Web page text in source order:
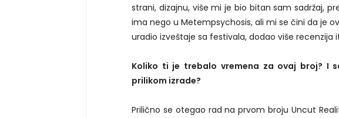
strani, dizajnu, više mi je bio bitan sam sadržaj,
ima nego u Metempsychosis, ali mi se čini da je
uradio izveštaje sa festivala, dodao više recenzija
Koliko ti je trebalo vremena za ovaj broj? I
prilikom izrade?
Prilično se otegao rad na prvom broju Uncut